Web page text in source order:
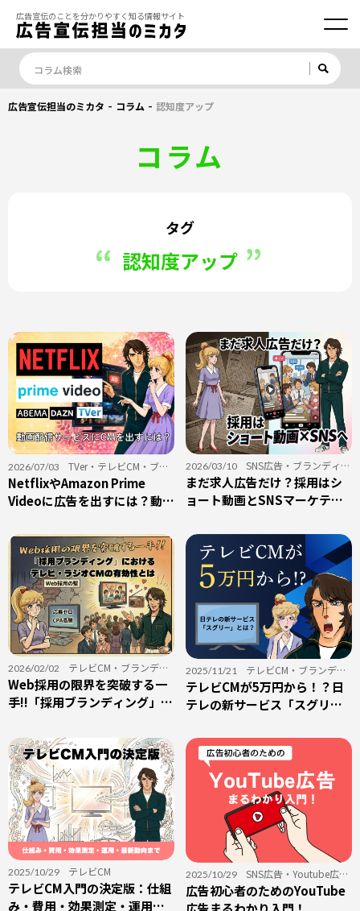
広告宣伝のことを分かりやすく知る情報サイト
広告宣伝担当のミカタ - コラム - 認知度アップ
コラム
タグ
認知度アップ
2026/07/03 TVer・ テレビCM ・ ブラ
ンディング・動画配信サービス・
NetflixやAmazon Prime
Videoに広告を出すには？動画
初心者向けに解説
2026/03/10 SNS広告 ・ ブランディン
グ・採用
まだ求人広告だけ？採用はシ
ョート動画とSNSマーケティ
2026/02/02 テレビCM ・ ブランディ
ング・ラジオCM・採用
Web採用の限界を突破する一
手!!「採用ブランディング」に
効性とは
2025/11/21 テレビCM ・ ブランディ
ング
テレビCMが5万円から！？日
テレの新サービス「スグリ
2025/10/29 テレビCM
テレビCM入門の決定版：仕組
み・費用・効果測定・運用・
2025/10/29 SNS広告 ・ Youtube広
告・ブランディング
広告初心者のためのYouTube